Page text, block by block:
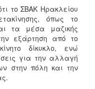
το ΣΒΑΚ Ηρακλείου
όπως το
τα μέσα μαζικής
εξάρτηση από το
δίκυκλο, ενώ
για την αλλαγή
στην πόλη και την